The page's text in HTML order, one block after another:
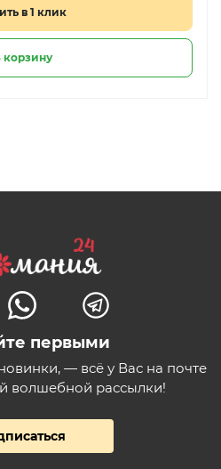
в 1 клик
корзину
первыми
— всё у Вас на почте
волшебной рассылки!